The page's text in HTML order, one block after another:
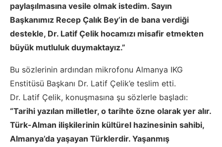
paylaşılmasına vesile olmak istedim. Sayın
Başkanımız Recep Çalık Bey’in de bana verdiği
destekle, Dr. Latif Çelik hocamızı misafir etmekten
büyük mutluluk duymaktayız.”
Bu sözlerinin ardından mikrofonu Almanya IKG
Enstitüsü Başkanı Dr. Latif Çelik’e teslim etti.
Dr. Latif Çelik, konuşmasına şu sözlerle başladı:
“Tarihi yazılan milletler, o tarihte özne olarak yer alır.
Türk-Alman ilişkilerinin kültürel hazinesinin sahibi,
Almanya’da yaşayan Türklerdir. Yaşanmış